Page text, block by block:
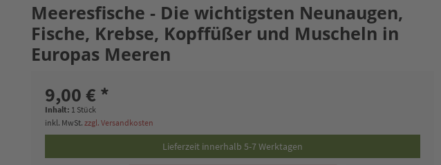
Meeresfische - Die wichtigsten Neunaugen,
Fische, Krebse, Kopffüßer und Muscheln in
Europas Meeren
9,00 € *
Inhalt: 1 Stück
inkl. MwSt.zzgl. Versandkosten
Lieferzeit innerhalb 5-7 Werktagen